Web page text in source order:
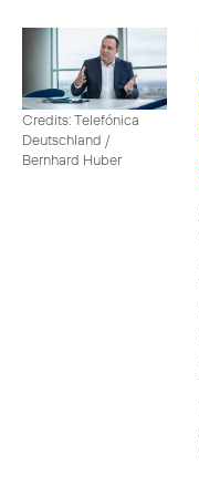
Credits: Telefónica
Deutschland /
Bernhard Huber